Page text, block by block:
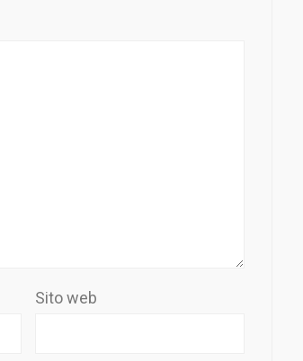
Sito web